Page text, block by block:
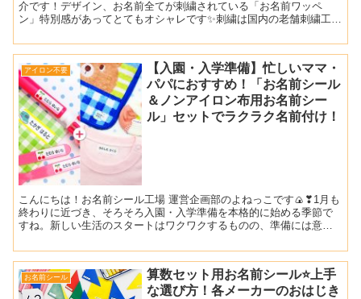
介です！デザイン、お名前全てが刺繍されている「お名前ワッペ
ン」特別感があってとてもオシャレです✨刺繍は国内の老舗刺繍工場
アイロン不要
【入園・入学準備】忙しいママ・
パパにおすすめ！「お名前シール
＆ノンアイロン布用お名前シー
ル」セットでラクラク名前付け！
こんにちは！お名前シール工場 運営企画部のよねっこです🍙❣1月も
終わりに近づき、そろそろ入園・入学準備を本格的に始める季節で
すね。新しい生活のスタートはワクワクするものの、準備には意外
お名前シール
算数セット用お名前シール⭐上手
な選び方！各メーカーのおはじき